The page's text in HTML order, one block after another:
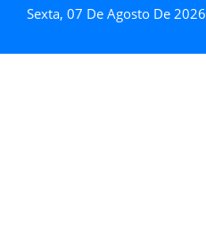
Sexta, 07 De Agosto De 2026